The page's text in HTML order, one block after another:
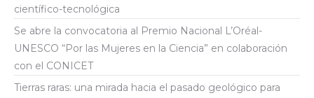
científico-tecnológica
Se abre la convocatoria al Premio Nacional L’Oréal-
UNESCO “Por las Mujeres en la Ciencia” en colaboración
con el CONICET
Tierras raras: una mirada hacia el pasado geológico para